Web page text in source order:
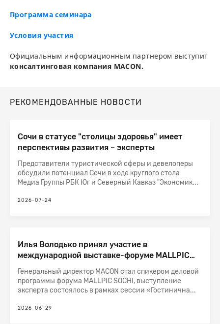
Программа семинара
Условия участия
Официальным информационным партнером выступит
консалтинговая компания MACON.
РЕКОМЕНДОВАННЫЕ НОВОСТИ
Сочи в статусе "столицы здоровья" имеет
перспективы развития – эксперты
Представители туристической сферы и девелоперы
обсудили потенциал Сочи в ходе круглого стола
Медиа Группы РБК Юг и Северный Кавказ "Экономик...
2026-07-24
Илья Володько принял участие в
международной выставке-форуме MALLPIC
SOCHI
Генеральный директор MACON стал спикером деловой
программы форума MALLPIC SOCHI, выступление
эксперта состоялось в рамках сессии «Гостинична...
2026-06-29